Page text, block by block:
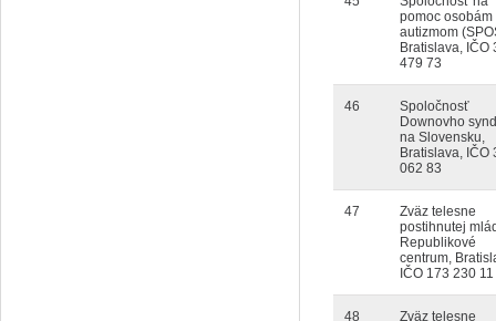
pomoc osobám
autizmom
Bratislava, IČO
479 73
46
Spoločnosť
Downovho
na Slovensku,
Bratislava, IČO
062 83
47
Zväz telesne
postihnutej
Republikové
centrum,
IČO 173 230 11
48
Zväz telesne